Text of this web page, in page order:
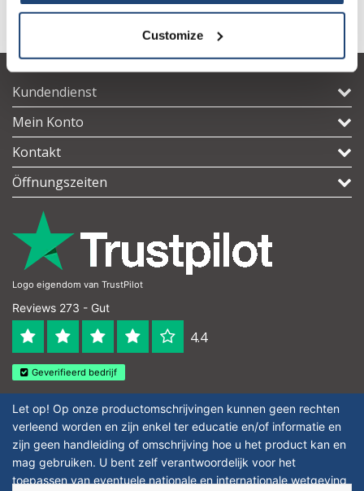
Customize
Kundendienst
Mein Konto
Kontakt
Öffnungszeiten
Logo eigendom van TrustPilot
Reviews 273 - Gut
4.4
Geverifieerd bedrijf
Let op! Op onze productomschrijvingen kunnen geen rechten
verleend worden en zijn enkel ter educatie en/of informatie en
zijn geen handleiding of omschrijving hoe u het product kan en
mag gebruiken. U bent zelf verantwoordelijk voor het
toepassen van eventuele nationale en internationale wetgeving